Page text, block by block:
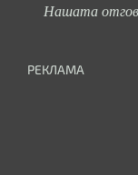
Нашата
РЕКЛАМА